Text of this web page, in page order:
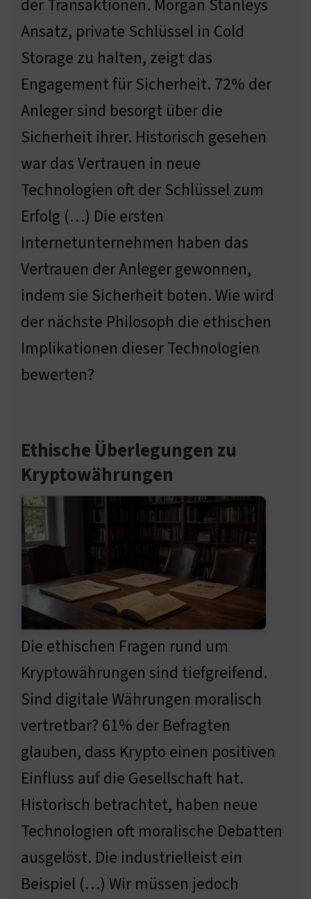
der Transaktionen. Morgan Stanleys
Ansatz, private Schlüssel in Cold
Storage zu halten, zeigt das
Engagement für Sicherheit. 72% der
Anleger sind besorgt über die
Sicherheit ihrer. Historisch gesehen
war das Vertrauen in neue
Technologien oft der Schlüssel zum
Erfolg (…) Die ersten
Internetunternehmen haben das
Vertrauen der Anleger gewonnen,
indem sie Sicherheit boten. Wie wird
der nächste Philosoph die ethischen
Implikationen dieser Technologien
bewerten?
Ethische Überlegungen zu
Kryptowährungen
Die ethischen Fragen rund um
Kryptowährungen sind tiefgreifend.
Sind digitale Währungen moralisch
vertretbar? 61% der Befragten
glauben, dass Krypto einen positiven
Einfluss auf die Gesellschaft hat.
Historisch betrachtet, haben neue
Technologien oft moralische Debatten
ausgelöst. Die industrielleist ein
Beispiel (…) Wir müssen jedoch